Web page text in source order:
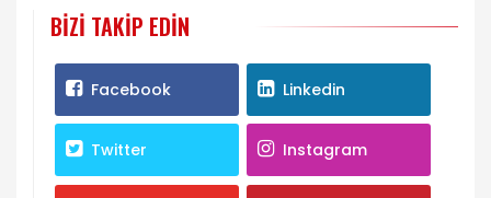
BIZI TAKIP EDIN
Facebook Linkedin
Twitter Instagram